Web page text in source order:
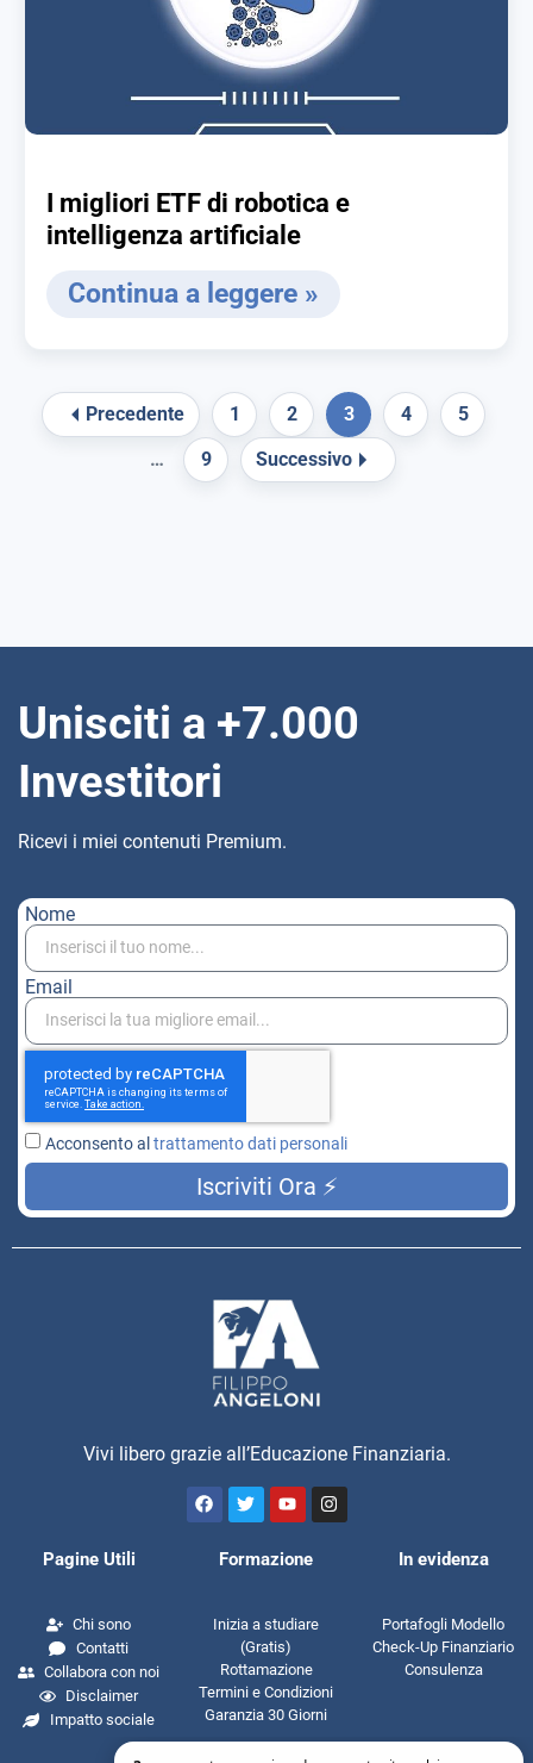
I migliori ETF di robotica e
intelligenza artificiale
Continua a leggere »
Precedente 1 2 3 4
5
…
9 Successivo
Unisciti a +7.000
Investitori
Ricevi i miei contenuti Premium.
Nome
Email
Acconsento altrattamento dati personali
Iscriviti Ora ⚡
Vivi libero grazie all’Educazione Finanziaria.
Pagine Utili
Chi sono
Contatti
Collabora con noi
Disclaimer
Impatto sociale
Formazione
Inizia a studiare
(Gratis)
Rottamazione
Termini e Condizioni
Garanzia 30 Giorni
In evidenza
Portafogli Modello
Check-Up Finanziario
Consulenza